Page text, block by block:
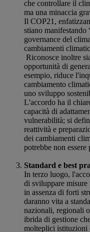
che controllare il
ma una minaccia
Il COP21,
stiano manifestando
governance del
cambiamenti
Riconosce inoltre
opportunità di
esempio, riduce
cambiamento
uno sviluppo
L'accordo ha il
capacità di
vulnerabilità; si
reattività e
dei cambiamenti
potrebbe non essere
Standard e best
In terzo luogo,
di sviluppare misure
in assenza di forti
daranno vita a
nazionali, regionali
ibrida di gestione
molteplici istituzioni